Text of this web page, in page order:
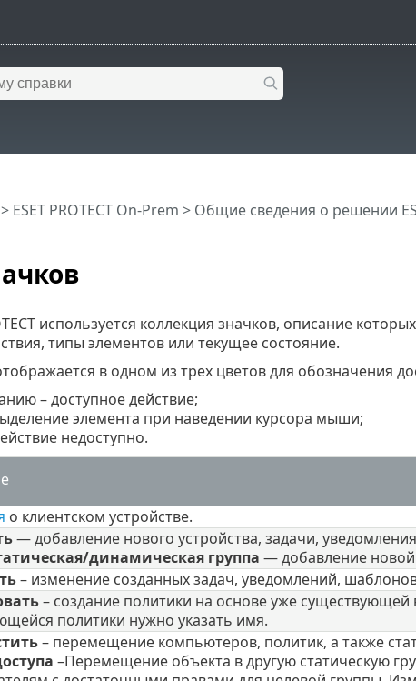
ESET PROTECT On-Prem > Общие сведения о решении
используется коллекция значков, описание
типы элементов или текущее состояние.
в одном из трех цветов для обозначения
– доступное действие;
элемента при наведении курсора мыши;
недоступно.
о клиентском устройстве.
— добавление нового устройства, задачи,
динамическая группа — добавление
– изменение созданных задач, уведомлений,
– создание политики на основе уже
политики нужно указать имя.
– перемещение компьютеров, политик, а также
–Перемещение объекта в другую статическую